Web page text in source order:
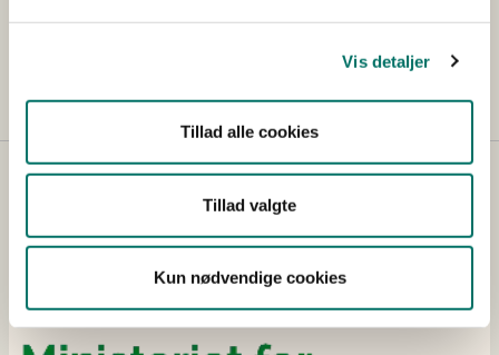
Vis detaljer
Tillad alle cookies
Tillad valgte
Kun nødvendige cookies